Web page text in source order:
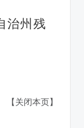
治州残
【关闭本页】